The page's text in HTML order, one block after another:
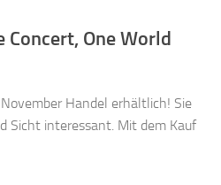
Concert, One World
Handel erhältlich! Sie
Sicht interessant. Mit dem Kauf